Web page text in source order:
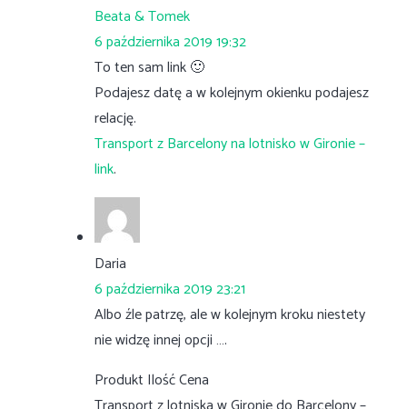
Beata & Tomek
6 października 2019 19:32
To ten sam link 🙂
Podajesz datę a w kolejnym okienku podajesz
relację.
Transport z Barcelony na lotnisko w Gironie –
link.
Daria
6 października 2019 23:21
Albo źle patrzę, ale w kolejnym kroku niestety
nie widzę innej opcji ….
Produkt Ilość Cena